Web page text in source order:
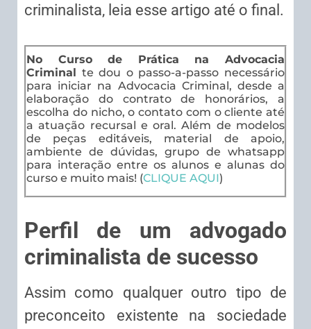
criminalista, leia esse artigo até o final.
No Curso de Prática na Advocacia
Criminal
te dou o passo-a-passo necessário
para iniciar na Advocacia Criminal, desde a
elaboração do contrato de honorários, a
escolha do nicho, o contato com o cliente até
a atuação recursal e oral. Além de modelos
de peças editáveis, material de apoio,
ambiente de dúvidas, grupo de whatsapp
para interação entre os alunos e alunas do
curso e muito mais! (CLIQUE AQUI)
Perfil de um advogado
criminalista de sucesso
Assim como qualquer outro tipo de
preconceito existente na sociedade